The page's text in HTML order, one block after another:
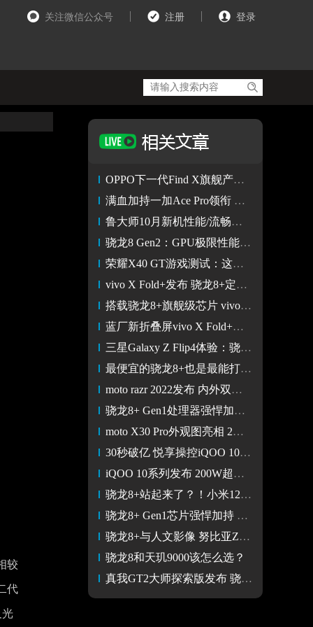
关注微信公众号 注册 登录
较
代
光
OPPO下一代Find X旗舰产品将首批搭载第二代骁龙8移动平台
满血加持一加Ace Pro领衔 这些骁龙8+手机畅爽游戏
鲁大师10月新机性能/流畅榜：骁龙8+ Gen1流畅度不敌骁龙888？
骁龙8 Gen2：GPU极限性能已超越苹果A16处理器！
荣耀X40 GT游戏测试：这颗骁龙888有点冷 帧率稳定体验好
vivo X Fold+发布 骁龙8+定制SPU安全芯片 折叠玩出新花样
搭载骁龙8+旗舰级芯片 vivo X Fold+将于9月26日正式发布
蓝厂新折叠屏vivo X Fold+将至？升级骁龙8+与80W快充
三星Galaxy Z Flip4体验：骁龙8+是亮点
最便宜的骁龙8+也是最能打的骁龙8+ Redmi K50 至尊版性能体验
moto razr 2022发布 内外双屏骁龙8+/5999元起
骁龙8+ Gen1处理器强悍加持 腾讯ROG游戏手机6旗舰机神降临
moto X30 Pro外观图亮相 2亿像素主摄骁龙8+芯片
30秒破亿 悦享操控iQOO 10系列开售 骁龙8+爆款诞生
iQOO 10系列发布 200W超快闪充、骁龙8+加持售价3699元起
骁龙8+站起来了？！小米12S Pro vs 小米12 Pro同门实测
骁龙8+ Gen1芯片强悍加持 腾讯ROG游戏手机6尽显王者风范
骁龙8+与人文影像 努比亚Z40S Pro 7月20日发布
骁龙8和天玑9000该怎么选？
真我GT2大师探索版发布 骁龙8+/100W快充 3499元起